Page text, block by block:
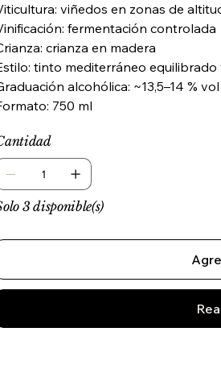
viñedos en zonas de
fermentación controlada
crianza en madera
tinto mediterráneo equilibrado
alcohólica: ~13,5–14 % vol
750 ml
3 disponible(s)